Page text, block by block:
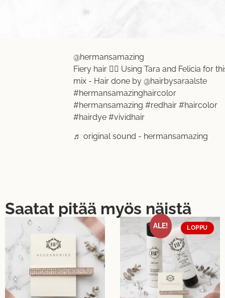
@hermansamazing
Fiery hair ❤️‍🔥 Using Tara and Felicia for
mix - Hair done by @hairbysaraalste
#hermansamazinghaircolor
#hermansamazing #redhair #haircolor
#hairdye #vividhair
♬ original sound - hermansamazing
Saatat pitää myös näistä
ALE! LOPPU